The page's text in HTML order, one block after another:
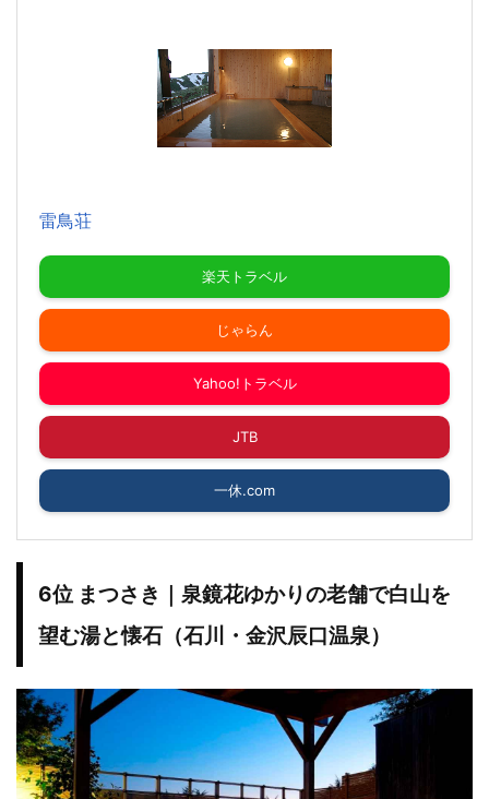
雷鳥荘
楽天トラベル
じゃらん
Yahoo!トラベル
JTB
一休.com
6位 まつさき｜泉鏡花ゆかりの老舗で白山を
望む湯と懐石（石川・金沢辰口温泉）